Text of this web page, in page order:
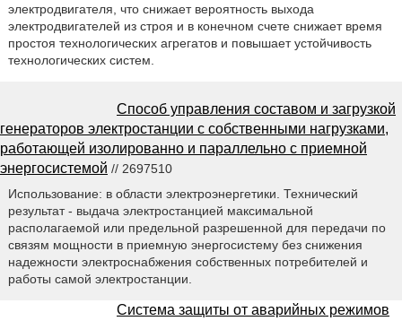
электродвигателя, что снижает вероятность выхода
электродвигателей из строя и в конечном счете снижает время
простоя технологических агрегатов и повышает устойчивость
технологических систем.
Способ управления составом и загрузкой
генераторов электростанции с собственными нагрузками,
работающей изолированно и параллельно с приемной
энергосистемой // 2697510
Использование: в области электроэнергетики. Технический
результат - выдача электростанцией максимальной
располагаемой или предельной разрешенной для передачи по
связям мощности в приемную энергосистему без снижения
надежности электроснабжения собственных потребителей и
работы самой электростанции.
Система защиты от аварийных режимов